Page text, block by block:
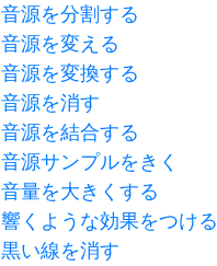
音源を分割する
音源を変える
音源を変換する
音源を消す
音源を結合する
音源サンプルをきく
音量を大きくする
響くような効果をつける
黒い線を消す